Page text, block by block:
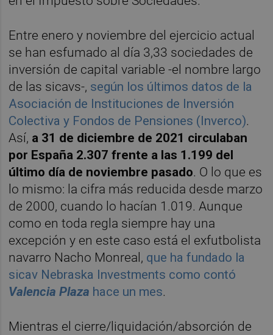
Entre enero y noviembre del ejercicio actual
se han esfumado al día 3,33 sociedades de
inversión de capital variable -el nombre largo
de las sicavs-, según los últimos datos de la
Asociación de Instituciones de Inversión
Colectiva y Fondos de Pensiones (Inverco).
Así, a 31 de diciembre de 2021 circulaban
por España 2.307 frente a las 1.199 del
último día de noviembre pasado. O lo que es
lo mismo: la cifra más reducida desde marzo
de 2000, cuando lo hacían 1.019. Aunque
como en toda regla siempre hay una
excepción y en este caso está el exfutbolista
navarro Nacho Monreal, que ha fundado la
sicav Nebraska Investments como contó
Valencia Plaza hace un mes.
Mientras el cierre/liquidación/absorción de